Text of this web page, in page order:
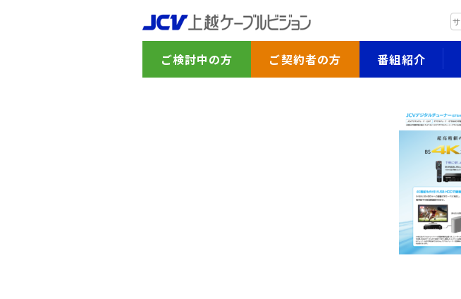
ご検討中の方 ご契約者の方 番組紹介